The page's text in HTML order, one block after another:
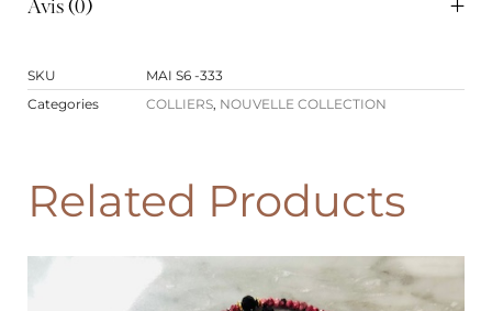
Avis (0)
SKU
MAI S6 -333
Categories
COLLIERS, NOUVELLE COLLECTION
Related Products
PROMO !